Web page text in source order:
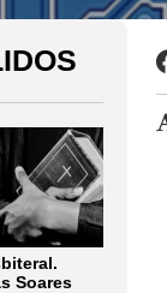
Soares